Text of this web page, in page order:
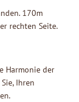
170m
rechten Seite.
Harmonie der
Ihren